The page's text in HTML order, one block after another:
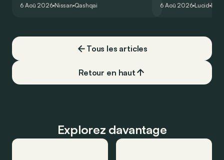
Qashqai e-Power, il serait possible de
6 Aoû 2026 Nissan Qashqai
l’année 2026.
6 Aoû 2026 Lucid
Tous les articles
Retour en haut
Explorez davantage